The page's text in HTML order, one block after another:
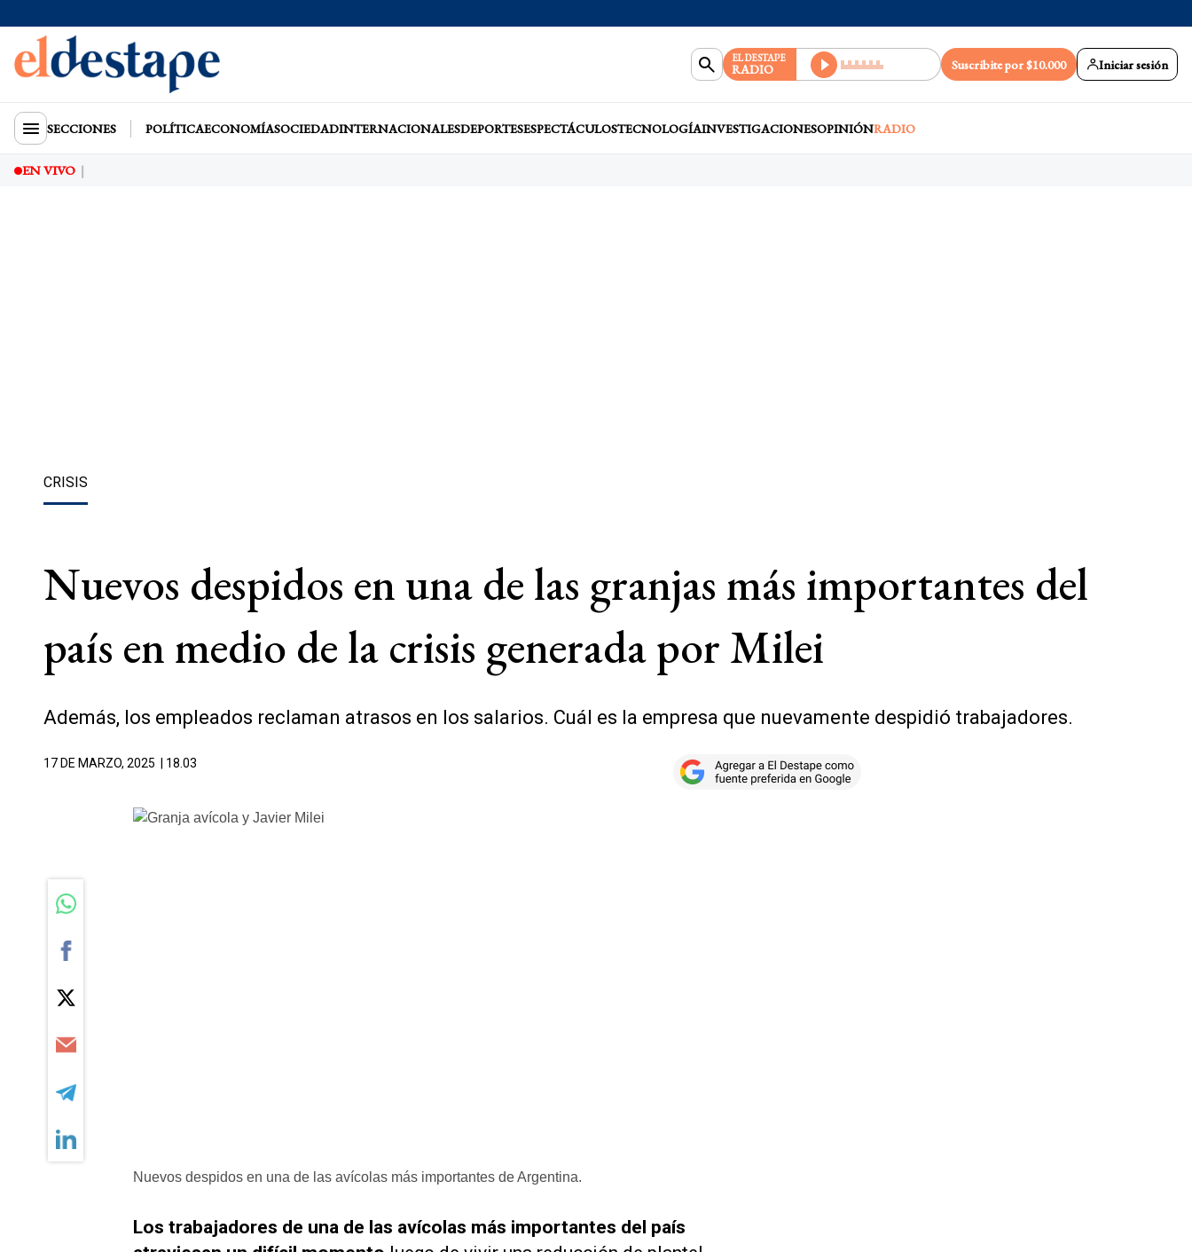
EL DESTAPE
RADIO Suscribite por $10.000 Iniciar sesión
SECCIONES POLÍTICAECONOMÍASOCIEDADINTERNACIONALESDEPORTESESPECTÁCULOSTECNOLOGÍAINVESTIGACIONESOPINIÓNRADIO
EN VIVO
CRISIS
Nuevos despidos en una de las granjas más importantes del
país en medio de la crisis generada por Milei
Además, los empleados reclaman atrasos en los salarios. Cuál es la empresa que nuevamente despidió trabajadores.
17 DE MARZO, 2025 | 18.03
Nuevos despidos en una de las avícolas más importantes de Argentina.
Los trabajadores de una de las avícolas más importantes del país